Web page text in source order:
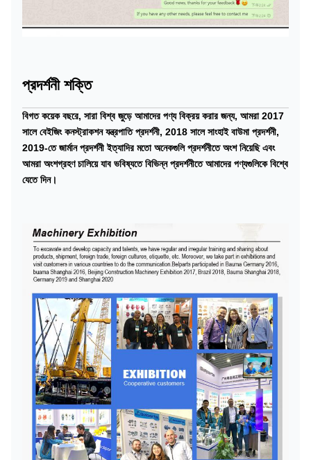
প্রদর্শনী শক্তি
বিগত কয়েক বছরে, সারা বিশ্ব জুড়ে আমাদের পণ্য বিক্রয় করার জন্য, আমরা 2017
সালে বেইজিং কনস্ট্রাকশন যন্ত্রপাতি প্রদর্শনী, 2018 সালে সাংহাই বাউমা প্রদর্শনী,
2019-তে জার্মান প্রদর্শনী ইত্যাদির মতো অনেকগুলি প্রদর্শনীতে অংশ নিয়েছি এবং
আমরা অংশগ্রহণ চালিয়ে যাব ভবিষ্যতে বিভিন্ন প্রদর্শনীতে আমাদের পণ্যগুলিকে বিশ্বে
যেতে দিন।